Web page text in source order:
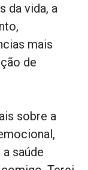
da vida, a
mais
de
sobre a
saúde